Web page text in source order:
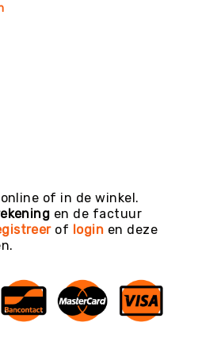
of in de winkel.
en de factuur
of login en deze